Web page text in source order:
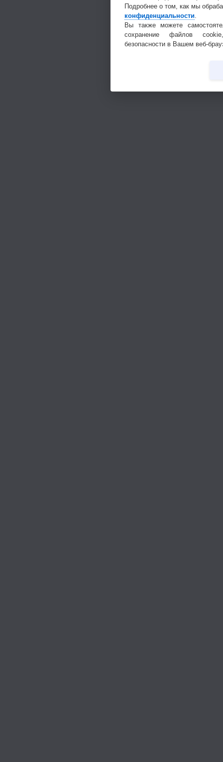
Подробнее о том, как мы
конфиденциальности.
Вы также можете
сохранение файлов
безопасности в Вашем веб-